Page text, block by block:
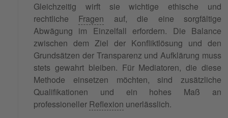
Gleichzeitig wirft sie wichtige ethische und
rechtliche Fragen auf, die eine sorgfältige
Abwägung im Einzelfall erfordern. Die Balance
zwischen dem Ziel der Konfliktlösung und den
Grundsätzen der Transparenz und Aufklärung muss
stets gewahrt bleiben. Für Mediatoren, die diese
Methode einsetzen möchten, sind zusätzliche
Qualifikationen und ein hohes Maß an
professioneller Reflexion unerlässlich.